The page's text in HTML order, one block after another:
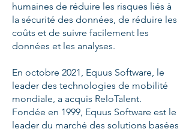
humaines de réduire les risques liés à
la sécurité des données, de réduire les
coûts et de suivre facilement les
données et les analyses.
En octobre 2021, Equus Software, le
leader des technologies de mobilité
mondiale, a acquis ReloTalent.
Fondée en 1999, Equus Software est le
leader du marché des solutions basées